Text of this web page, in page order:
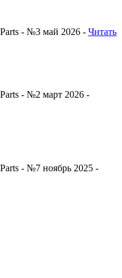
- №3 май 2026 - Читать
- №2 март 2026 -
- №7 ноябрь 2025 -